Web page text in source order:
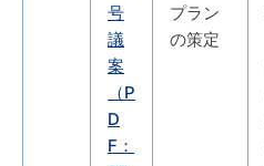
号
議
案
（P
D
F：
プラン
の策定